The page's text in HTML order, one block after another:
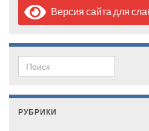
Версия сайта для
Search for:
РУБРИКИ